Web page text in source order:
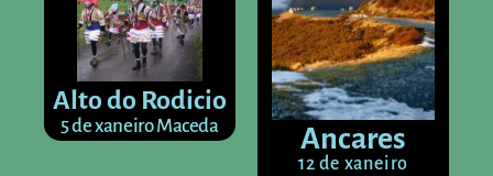
Alto do Rodicio
5 de xaneiro Maceda Ancares
12 de xaneiro